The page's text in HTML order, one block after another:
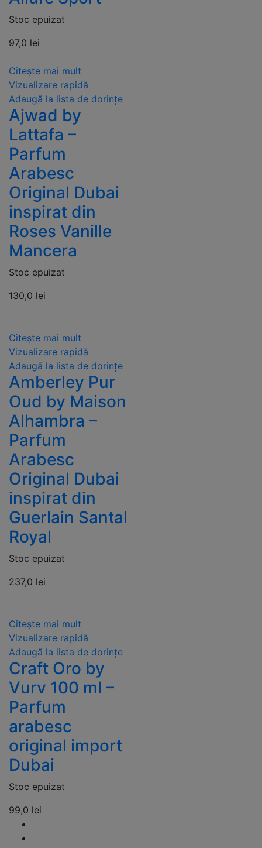
Stoc epuizat
97,0 lei
Citește mai mult
Vizualizare rapidă
Adaugă la lista de dorințe
Ajwad by
Lattafa –
Parfum
Arabesc
Original Dubai
inspirat din
Roses Vanille
Mancera
Stoc epuizat
130,0 lei
Citește mai mult
Vizualizare rapidă
Adaugă la lista de dorințe
Amberley Pur
Oud by Maison
Alhambra –
Parfum
Arabesc
Original Dubai
inspirat din
Guerlain Santal
Royal
Stoc epuizat
237,0 lei
Citește mai mult
Vizualizare rapidă
Adaugă la lista de dorințe
Craft Oro by
Vurv 100 ml –
Parfum
arabesc
original import
Dubai
Stoc epuizat
99,0 lei